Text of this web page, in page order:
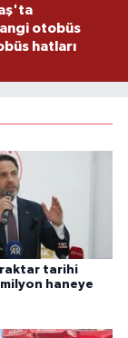
otobüs
hatları
tarihi
milyon haneye